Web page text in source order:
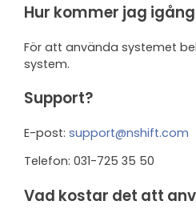
Hur kommer jag
För att använda systemet
system.
Support?
E-post: support@nshift.com
Telefon: 031-725 35 50
Vad kostar det att